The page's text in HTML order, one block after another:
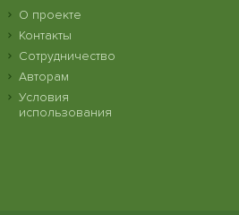
О проекте
Контакты
Сотрудничество
Авторам
Условия
использования